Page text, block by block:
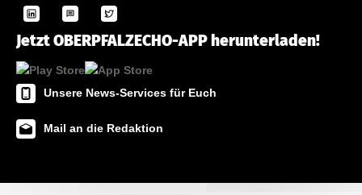
Jetzt OBERPFALZECHO-APP herunterladen!
Unsere News-Services für Euch
Mail an die Redaktion